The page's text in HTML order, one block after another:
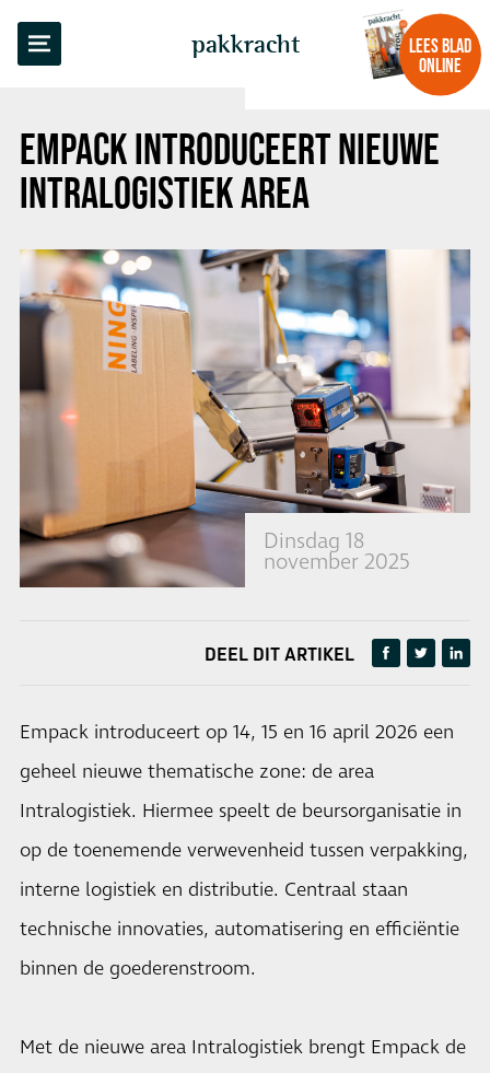
pakkracht
LEES BLAD
ONLINE
EMPACK INTRODUCEERT NIEUWE
INTRALOGISTIEK AREA
Dinsdag 18
november 2025
TERUG NAAR OVERZICHT
DEEL DIT ARTIKEL
Empack introduceert op 14, 15 en 16 april 2026 een
geheel nieuwe thematische zone: de area
Intralogistiek. Hiermee speelt de beursorganisatie in
op de toenemende verwevenheid tussen verpakking,
interne logistiek en distributie. Centraal staan
technische innovaties, automatisering en efficiëntie
binnen de goederenstroom.
Met de nieuwe area Intralogistiek brengt Empack de